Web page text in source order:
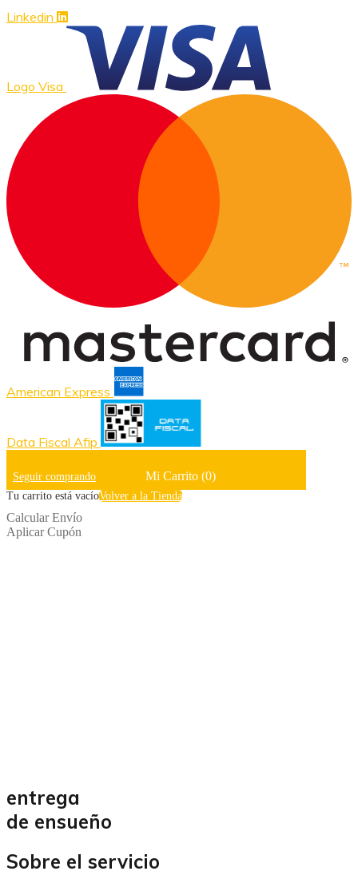
Linkedin
Logo Visa
American Express
Data Fiscal Afip
Seguir comprando Mi Carrito (0)
Tu carrito está vacíoVolver a la Tienda
Calcular Envío
Aplicar Cupón
entrega
de ensueño
Sobre el servicio